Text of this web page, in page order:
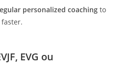
personalized coaching to
EVG ou